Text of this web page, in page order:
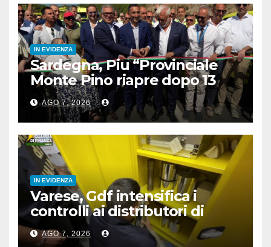
IN EVIDENZA
Sardegna, Piu “Provinciale
Monte Pino riapre dopo 13
anni, opera fondamentale”
AGO 7, 2026
IN EVIDENZA
Varese, Gdf intensifica i
controlli ai distributori di
carburante, 6 multati
AGO 7, 2026